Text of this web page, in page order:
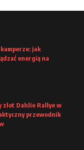
jak
energią na
zlot Dahlie Rallye w
przewodnik